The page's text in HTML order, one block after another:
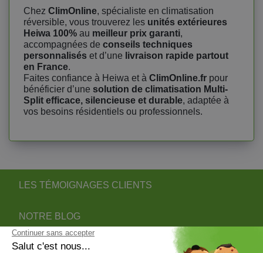
Chez ClimOnline, spécialiste en climatisation
réversible, vous trouverez les unités extérieures
Heiwa 100% au meilleur prix garanti,
accompagnées de conseils techniques
personnalisés et d’une livraison rapide partout
en France.
Faites confiance à Heiwa et à ClimOnline.fr pour
bénéficier d’une solution de climatisation Multi-
Split efficace, silencieuse et durable, adaptée à
vos besoins résidentiels ou professionnels.
LES TÉMOIGNAGES CLIENTS
NOTRE BLOG
DEVENIR PARTENAIRE INSTALLATEUR